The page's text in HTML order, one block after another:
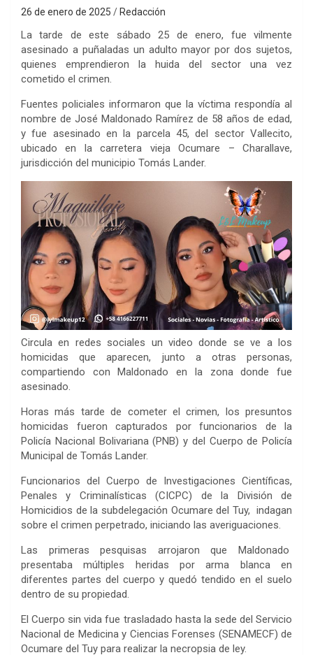
26 de enero de 2025 Redacción
La tarde de este sábado 25 de enero, fue vilmente
asesinado a puñaladas un adulto mayor por dos sujetos,
quienes emprendieron la huida del sector una vez
cometido el crimen.
Fuentes policiales informaron que la víctima respondía al
nombre de José Maldonado Ramírez de 58 años de edad,
y fue asesinado en la parcela 45, del sector Vallecito,
ubicado en la carretera vieja Ocumare – Charallave,
jurisdicción del municipio Tomás Lander.
Circula en redes sociales un video donde se ve a los
homicidas que aparecen, junto a otras personas,
compartiendo con Maldonado en la zona donde fue
asesinado.
Horas más tarde de cometer el crimen, los presuntos
homicidas fueron capturados por funcionarios de la
Policía Nacional Bolivariana (PNB) y del Cuerpo de Policía
Municipal de Tomás Lander.
Funcionarios del Cuerpo de Investigaciones Científicas,
Penales y Criminalísticas (CICPC) de la División de
Homicidios de la subdelegación Ocumare del Tuy, indagan
sobre el crimen perpetrado, iniciando las averiguaciones.
Las primeras pesquisas arrojaron que Maldonado
presentaba múltiples heridas por arma blanca en
diferentes partes del cuerpo y quedó tendido en el suelo
dentro de su propiedad.
El Cuerpo sin vida fue trasladado hasta la sede del Servicio
Nacional de Medicina y Ciencias Forenses (SENAMECF) de
Ocumare del Tuy para realizar la necropsia de ley.